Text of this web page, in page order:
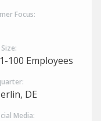
Focus:
100 Employees
DE
Media: